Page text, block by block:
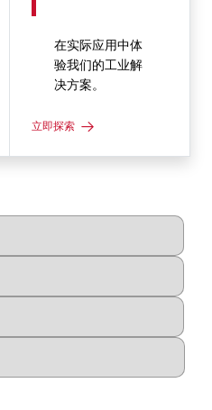
在实际应用中体
验我们的工业解
决方案。
立即探索